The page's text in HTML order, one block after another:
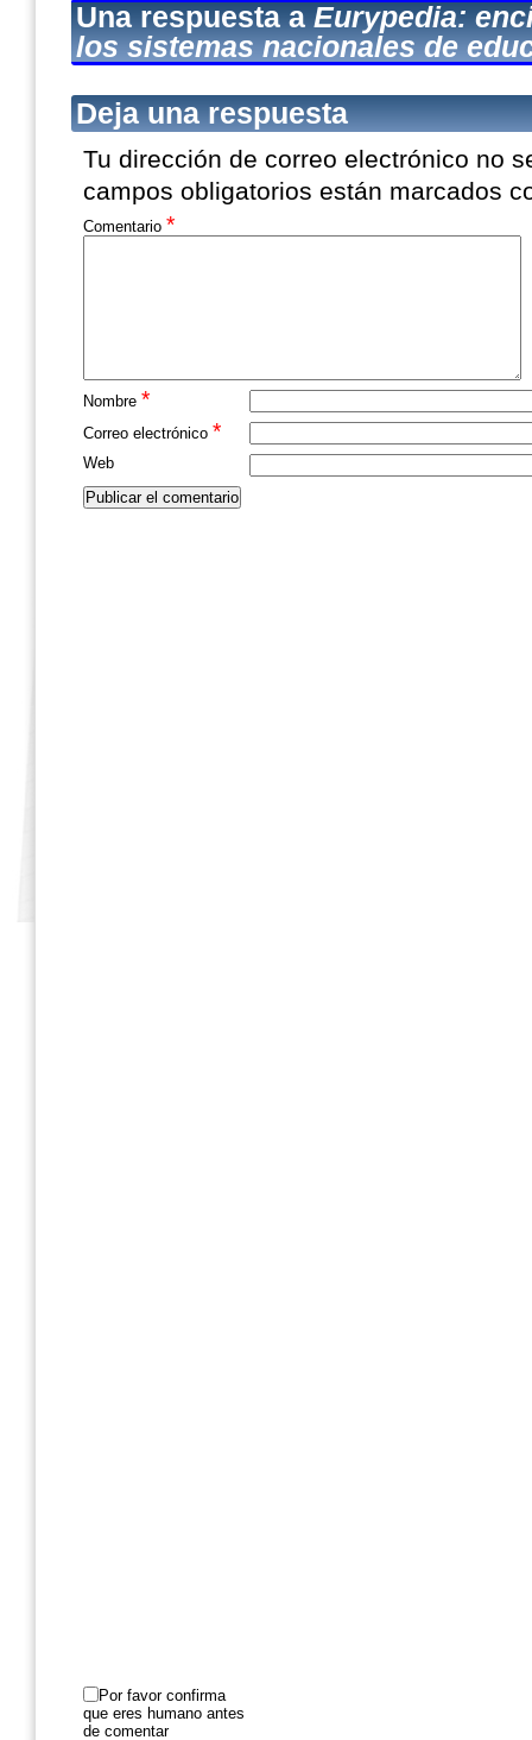
Una respuesta aEurypedia:
los sistemas nacionales de
Deja una respuesta
Tu dirección de correo electrónico no
campos obligatorios están marcados
Comentario *
Nombre *
Correo electrónico *
Web
Por favor confirma
que eres humano antes
de comentar